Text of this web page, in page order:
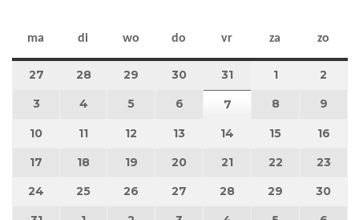
ma maandag
di dinsdag
wo woensdag
do donderdag
vr vrijdag
za zaterdag
zo
27 27 juli 2026
28 28 juli 2026
29 29 juli 2026
30 30 juli 2026
31 31 juli 2026
11 augustus
2
3 3 augustus 2026
4 4 augustus 2026
5 5 augustus 2026
6 6 augustus 2026
7 7 augustus 2026
8 8 augustus
9
10 10 augustus 2026
11 11 augustus 2026
12 12 augustus 2026
13 13 augustus 2026
14 14 augustus 2026
15 15 16
17 17 augustus 2026
18 18 augustus 2026
19 19 augustus 2026
20 20 augustus 2026
21 21 augustus 2026
22 22 23
24 24 augustus 2026
25 25 augustus 2026
26 26 augustus 2026
27 27 augustus 2026
28 28 augustus 2026
29 29 30